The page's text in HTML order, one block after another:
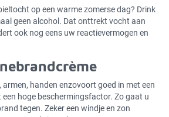
op een warme zomerse dag? Drink
geen alcohol. Dat onttrekt vocht aan
ook nog eens uw reactievermogen en
armen, handen enzovoort goed in met een
hoge beschermingsfactor. Zo gaat u
tegen. Zeker een windje en zon